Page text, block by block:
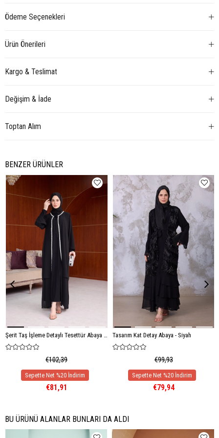
Ödeme Seçenekleri
Ürün Önerileri
Kargo & Teslimat
Değişim & İade
Toptan Alım
BENZER ÜRÜNLER
€102,39
€81,91
Tasarım Kat Detay Abaya - Siyah
€99,93
€79,94
BU ÜRÜNÜ ALANLAR BUNLARI DA ALDI